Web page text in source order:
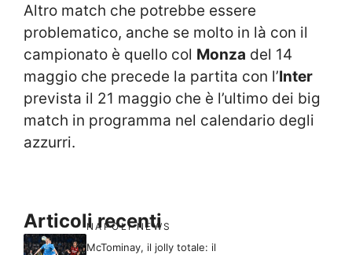
Altro match che potrebbe essere
problematico, anche se molto in là con il
campionato è quello col Monza del 14
maggio che precede la partita con l’Inter
prevista il 21 maggio che è l’ultimo dei big
match in programma nel calendario degli
azzurri.
Articoli recenti
NAPOLI NEWS
McTominay, il jolly totale: il